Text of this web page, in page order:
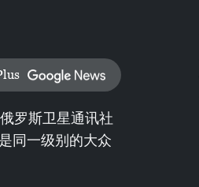
罗斯卫星通讯社
同一级别的大众